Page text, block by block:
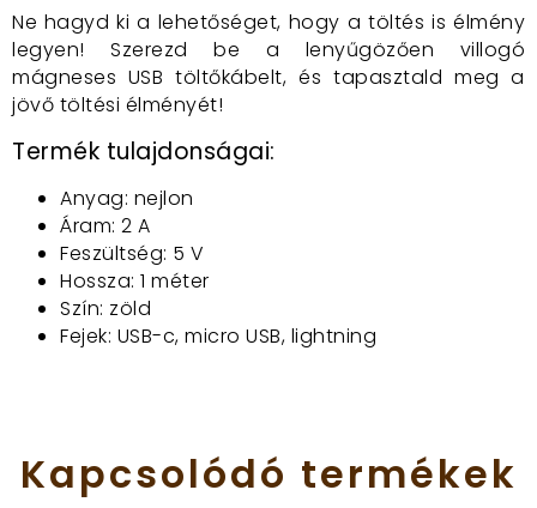
Ne hagyd ki a lehetőséget, hogy a töltés is élmény
legyen! Szerezd be a lenyűgözően villogó
mágneses USB töltőkábelt, és tapasztald meg a
jövő töltési élményét!
Termék tulajdonságai:
Anyag: nejlon
Áram: 2 A
Feszültség: 5 V
Hossza: 1 méter
Szín: zöld
Fejek: USB-c, micro USB, lightning
Kapcsolódó termékek